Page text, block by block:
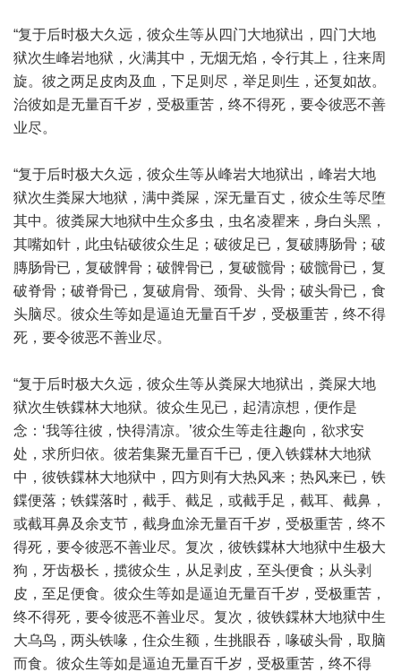
“复于后时极大久远，彼众生等从四门大地狱出，四门大地
狱次生峰岩地狱，火满其中，无烟无焰，令行其上，往来周
旋。彼之两足皮肉及血，下足则尽，举足则生，还复如故。
治彼如是无量百千岁，受极重苦，终不得死，要令彼恶不善
业尽。
“复于后时极大久远，彼众生等从峰岩大地狱出，峰岩大地
狱次生粪屎大地狱，满中粪屎，深无量百丈，彼众生等尽堕
其中。彼粪屎大地狱中生众多虫，虫名凌瞿来，身白头黑，
其嘴如针，此虫钻破彼众生足；破彼足已，复破膞肠骨；破
膞肠骨已，复破髀骨；破髀骨已，复破髋骨；破髋骨已，复
破脊骨；破脊骨已，复破肩骨、颈骨、头骨；破头骨已，食
头脑尽。彼众生等如是逼迫无量百千岁，受极重苦，终不得
死，要令彼恶不善业尽。
“复于后时极大久远，彼众生等从粪屎大地狱出，粪屎大地
狱次生铁鍱林大地狱。彼众生见已，起清凉想，便作是
念：‘我等往彼，快得清凉。’彼众生等走往趣向，欲求安
处，求所归依。彼若集聚无量百千已，便入铁鍱林大地狱
中，彼铁鍱林大地狱中，四方则有大热风来；热风来已，铁
鍱便落；铁鍱落时，截手、截足，或截手足，截耳、截鼻，
或截耳鼻及余支节，截身血涂无量百千岁，受极重苦，终不
得死，要令彼恶不善业尽。复次，彼铁鍱林大地狱中生极大
狗，牙齿极长，揽彼众生，从足剥皮，至头便食；从头剥
皮，至足便食。彼众生等如是逼迫无量百千岁，受极重苦，
终不得死，要令彼恶不善业尽。复次，彼铁鍱林大地狱中生
大乌鸟，两头铁喙，住众生额，生挑眼吞，喙破头骨，取脑
而食。彼众生等如是逼迫无量百千岁，受极重苦，终不得